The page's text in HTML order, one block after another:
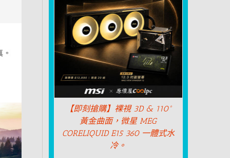
【即刻搶購】裸視 3D & 110°
黃金曲面，微星 MEG
CORELIQUID E15 360 一體式水
冷。